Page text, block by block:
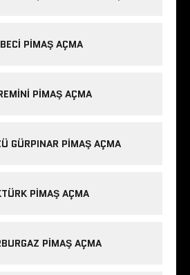
PIMAŞ AÇMA
PIMAŞ AÇMA
GÜRPINAR PIMAŞ AÇMA
PIMAŞ AÇMA
PIMAŞ AÇMA